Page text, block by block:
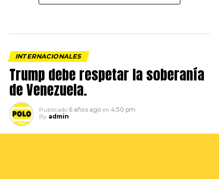
INTERNACIONALES
Trump debe respetar la soberanía
de Venezuela.
Publicado 6 años ago en 4:50 pm
By admin